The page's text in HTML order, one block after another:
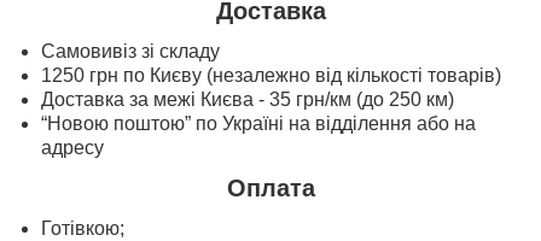
Доставка
Самовивіз зі складу
1250 грн по Києву (незалежно від кількості товарів)
Доставка за межі Києва - 35 грн/км (до 250 км)
“Новою поштою” по Україні на відділення або на
адресу
Оплата
Готівкою;